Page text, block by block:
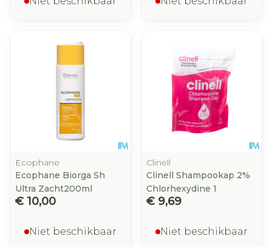
Ecophane
Ecophane Biorga Sh
Ultra Zacht200ml
€ 10,00
Niet beschikbaar
Clinell
Clinell Shampookap 2%
Chlorhexydine 1
€ 9,69
Niet beschikbaar